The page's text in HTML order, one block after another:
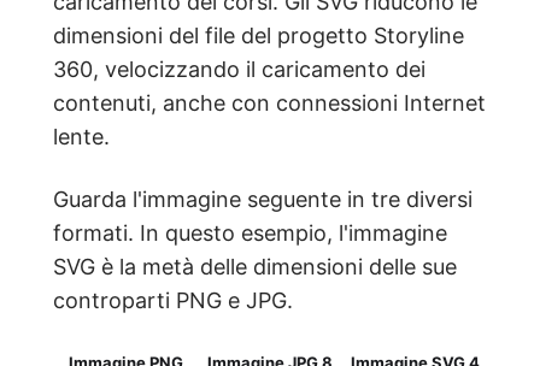
dimensioni del file del progetto Storyline
360, velocizzando il caricamento dei
contenuti, anche con connessioni Internet
lente.
Guarda l'immagine seguente in tre diversi
formati. In questo esempio, l'immagine
SVG è la metà delle dimensioni delle sue
controparti PNG e JPG.